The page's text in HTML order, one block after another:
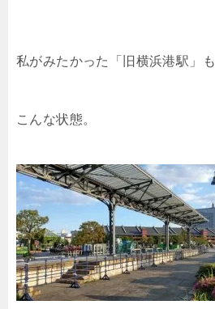
私がみたかった「旧横浜港駅」も
こんな状態。